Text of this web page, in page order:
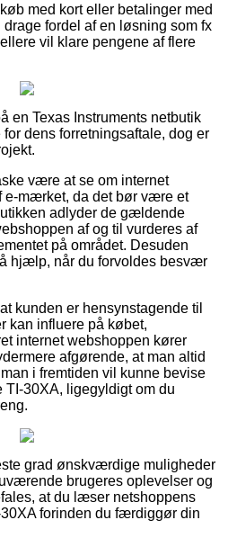
med kort eller betalinger med
fordel af en løsning som fx
vil klare pengene af flere
en Texas Instruments netbutik
dens forretningsaftale, dog er
være at se om internet
e-mærket, da det bør være et
adlyder de gældende
af og til vurderes af
på området. Desuden
hjælp, når du forvoldes besvær
kunden er hensynstagende til
kan influere på købet,
internet webshoppen kører
afgørende, at man altid
i fremtiden vil kunne bevise
TI-30XA, ligegyldigt om du
grad ønskværdige muligheder
brugeres oplevelser og
at du læser netshoppens
forinden du færdiggør din